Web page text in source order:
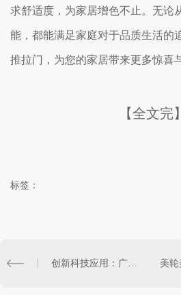
求舒适度，为家居增色不止。无论
能，都能满足家庭对于品质生活的
推拉门，为您的家居带来更多惊喜
【全文完】
标签：